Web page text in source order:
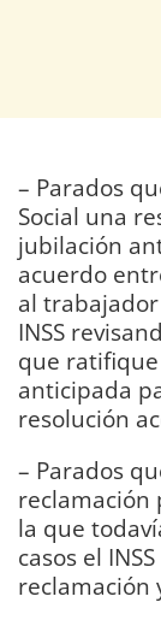
– Parados
Social una
jubilación
acuerdo
al
INSS
que
anticipada
resolución
– Parados
reclamación
la que
casos el
reclamación